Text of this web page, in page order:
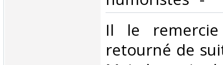
‎Il le
retourné de